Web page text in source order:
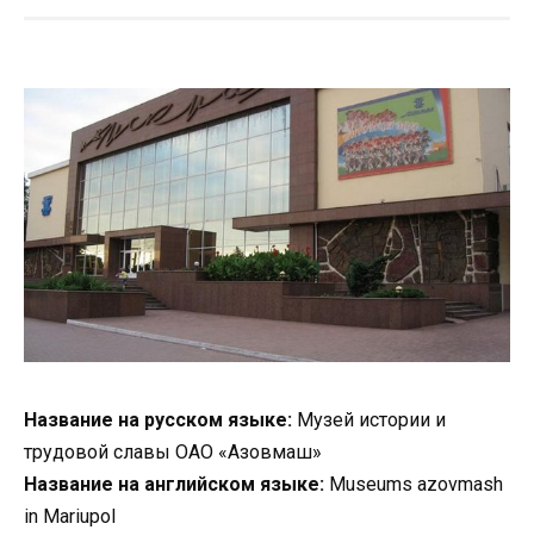
Название на русском языке: Музей истории и
трудовой славы ОАО «Азовмаш»
Название на английском языке: Museums azovmash
in Mariupol